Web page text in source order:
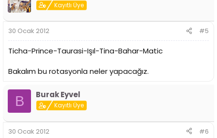
Kayıtlı Üye
30 Ocak 2012 #5
Ticha-Prince-Taurasi-Işıl-Tina-Bahar-Matic
Bakalım bu rotasyonla neler yapacağız.
B Burak Eyvel
Kayıtlı Üye
30 Ocak 2012 #6